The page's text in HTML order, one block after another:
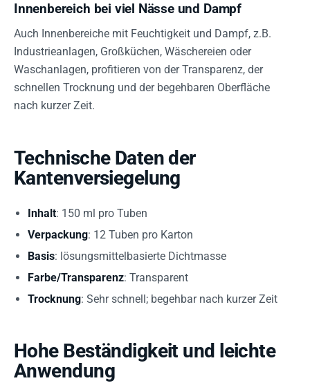
Innenbereich bei viel Nässe und Dampf
Auch Innenbereiche mit Feuchtigkeit und Dampf, z.B.
Industrieanlagen, Großküchen, Wäschereien oder
Waschanlagen, profitieren von der Transparenz, der
schnellen Trocknung und der begehbaren Oberfläche
nach kurzer Zeit.
Technische Daten der
Kantenversiegelung
Inhalt: 150 ml pro Tuben
Verpackung: 12 Tuben pro Karton
Basis: lösungsmittelbasierte Dichtmasse
Farbe/Transparenz: Transparent
Trocknung: Sehr schnell; begehbar nach kurzer Zeit
Hohe Beständigkeit und leichte
Anwendung